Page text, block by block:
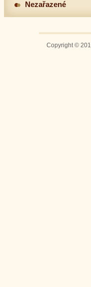
Nezařazené
Copyright ©